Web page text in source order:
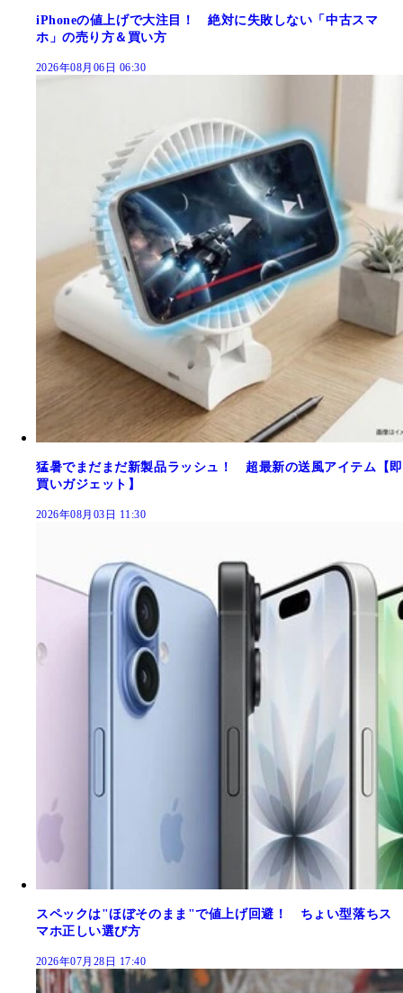
iPhoneの値上げで大注目！ 絶対に失敗しない「中古スマ
ホ」の売り方＆買い方
2026年08月06日 06:30
猛暑でまだまだ新製品ラッシュ！ 超最新の送風アイテム【即
買いガジェット】
2026年08月03日 11:30
スペックは"ほぼそのまま"で値上げ回避！ ちょい型落ちス
マホ正しい選び方
2026年07月28日 17:40